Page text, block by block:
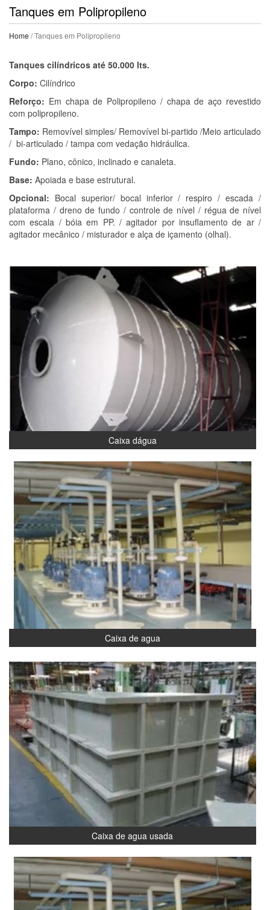
Tanques em Polipropileno
Home / Tanques em Polipropileno
Tanques cilíndricos até 50.000 lts.
Corpo: Cilíndrico
Reforço: Em chapa de Polipropileno / chapa de aço revestido
com polipropileno.
Tampo: Removível simples/ Removível bi-partido /Meio articulado
/ bi-articulado / tampa com vedação hidráulica.
Fundo: Plano, cônico, inclinado e canaleta.
Base: Apoiada e base estrutural.
Opcional: Bocal superior/ bocal inferior / respiro / escada /
plataforma / dreno de fundo / controle de nível / régua de nível
com escala / bóia em PP. / agitador por insuflamento de ar /
agitador mecânico / misturador e alça de içamento (olhal).
Caixa dágua
Caixa de agua
Caixa de agua usada